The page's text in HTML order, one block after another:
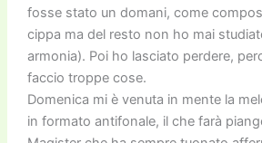
fosse stato un domani, come
cippa ma del resto non ho mai
armonia). Poi ho lasciato perdere,
faccio troppe cose.
Domenica mi è venuta in mente la
in formato antifonale, il che farà